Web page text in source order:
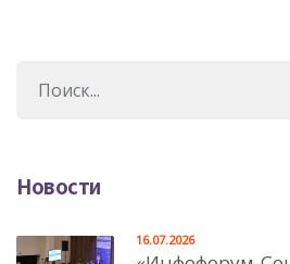
Новости
16.07.2026